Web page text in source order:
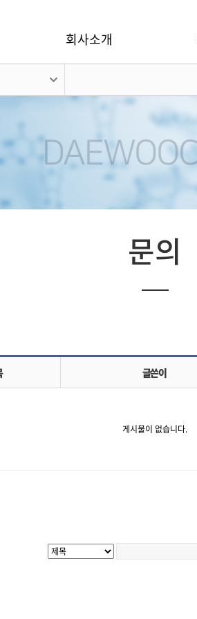
회사소개
문의
글쓴이
게시물이 없습니다.